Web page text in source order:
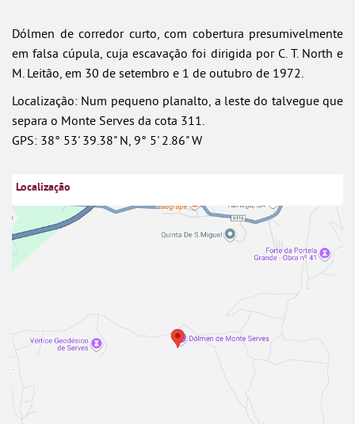
Dólmen de corredor curto, com cobertura presumivelmente
em falsa cúpula, cuja escavação foi dirigida por C. T. North e
M. Leitão, em 30 de setembro e 1 de outubro de 1972.
Localização: Num pequeno planalto, a leste do talvegue que
separa o Monte Serves da cota 311.
GPS: 38° 53' 39.38" N, 9° 5' 2.86" W